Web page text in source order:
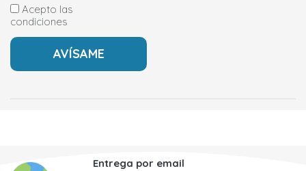
Acepto las
condiciones
Entrega por email